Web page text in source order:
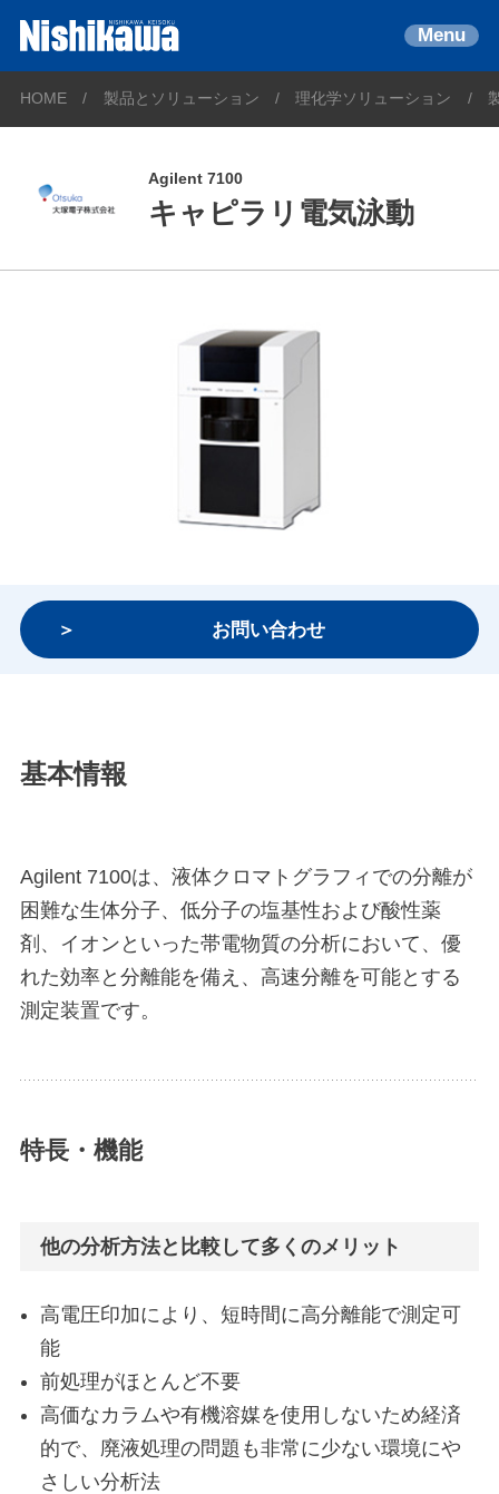
Menu
HOME 製品とソリューション 理化学ソリューション
Agilent 7100
キャピラリ電気泳動
お問い合わせ
基本情報
Agilent 7100は、液体クロマトグラフィでの分離が
困難な生体分子、低分子の塩基性および酸性薬
剤、イオンといった帯電物質の分析において、優
れた効率と分離能を備え、高速分離を可能とする
測定装置です。
特長・機能
他の分析方法と比較して多くのメリット
高電圧印加により、短時間に高分離能で測定可
能
前処理がほとんど不要
高価なカラムや有機溶媒を使用しないため経済
的で、廃液処理の問題も非常に少ない環境にや
さしい分析法